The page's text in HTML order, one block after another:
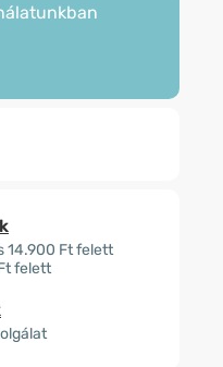
14.900 Ft felett
felett